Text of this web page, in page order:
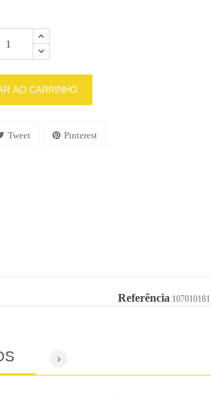
AO CARRINHO
Tweet Pinterest
Referência 107010181